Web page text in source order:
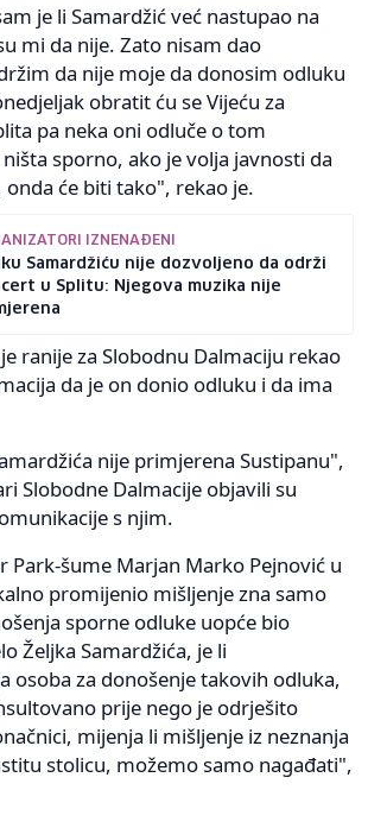
je li Samardžić već nastupao na
mi da nije. Zato nisam dao
da nije moje da donosim odluku
obratit ću se Vijeću za
pa neka oni odluče o tom
sporno, ako je volja javnosti da
će biti tako", rekao je.
IZNENAĐENI
Samardžiću nije dozvoljeno da održi
u Splitu: Njegova muzika nije
ranije za Slobodnu Dalmaciju rekao
da je on donio odluku i da ima
nije primjerena Sustipanu",
Slobodne Dalmacije objavili su
s njim.
Park-šume Marjan Marko Pejnović u
promijenio mišljenje zna samo
sporne odluke uopće bio
Željka Samardžića, je li
osoba za donošenje takovih odluka,
prije nego je odrješito
mijenja li mišljenje iz neznanja
stolicu, možemo samo nagađati",